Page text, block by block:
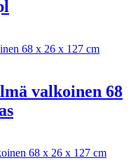
valkoinen 68